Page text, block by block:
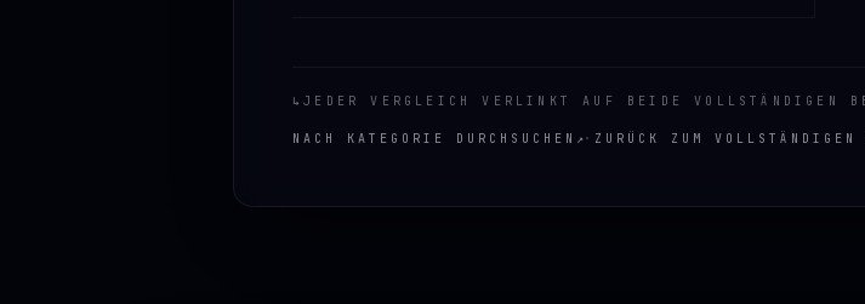
↳JEDER VERGLEICH VERLINKT AUF BEIDE VOLLSTÄNDIGEN
NACH KATEGORIE DURCHSUCHEN ↗ · ZURÜCK ZUM VOLLSTÄNDIGEN